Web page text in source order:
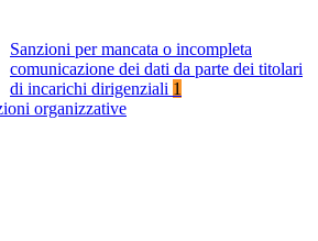
Sanzioni per mancata o incompleta
comunicazione dei dati da parte dei titolari
di incarichi dirigenziali 1
organizzative